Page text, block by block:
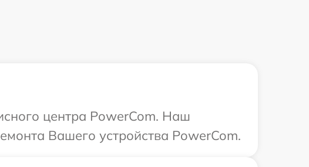
центра PowerCom. Наш
Вашего устройства PowerCom.